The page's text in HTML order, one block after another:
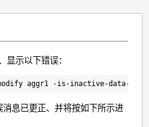
显示以下错误：
aggr1 -is-inactive-data-
息已更正、并将按如下所示进